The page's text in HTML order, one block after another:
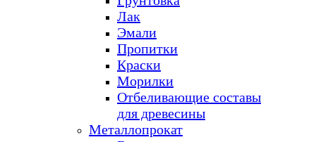
Лак
Эмали
Пропитки
Краски
Морилки
Отбеливающие составы
для древесины
Металлопрокат